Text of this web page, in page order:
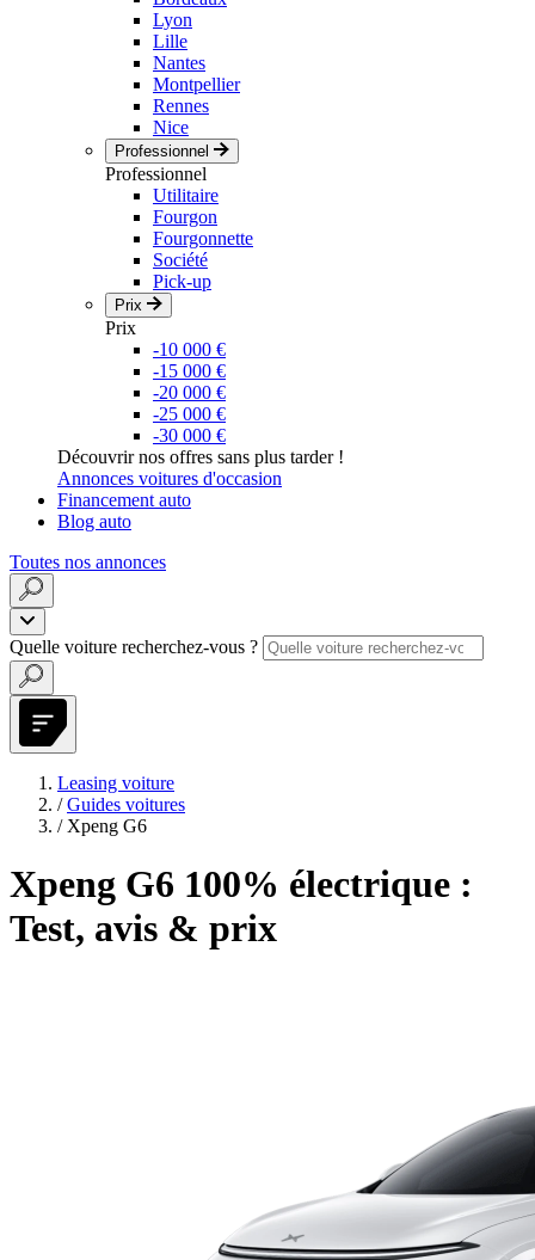
Lyon
Lille
Nantes
Montpellier
Rennes
Nice
Professionnel
Professionnel
Utilitaire
Fourgon
Fourgonnette
Société
Pick-up
Prix
Prix
-10 000 €
-15 000 €
-20 000 €
-25 000 €
-30 000 €
Découvrir nos offres sans plus tarder !
Annonces voitures d'occasion
Financement auto
Blog auto
Toutes nos annonces
Quelle voiture recherchez-vous ?
Leasing voiture
/ Guides voitures
/ Xpeng G6
Xpeng G6 100% électrique :
Test, avis & prix